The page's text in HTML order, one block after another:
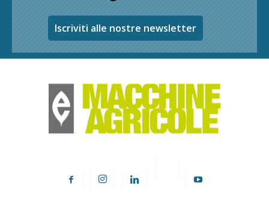
Iscriviti alle nostre newsletter